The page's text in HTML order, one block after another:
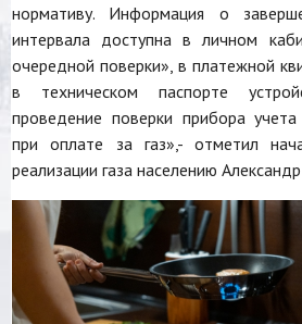
нормативу. Информация о
интервала доступна в личном
очередной поверки», в платежной
в техническом паспорте
проведение поверки прибора
при оплате за газ»,- отметил
реализации газа населению